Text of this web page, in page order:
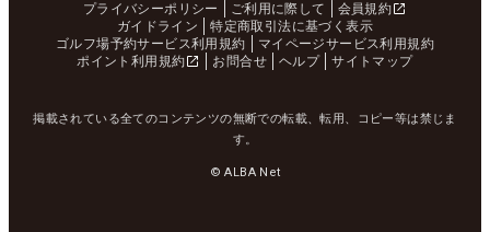
プライバシーポリシー
ご利用に際して
会員規約
ガイドライン
特定商取引法に基づく表示
ゴルフ場予約サービス利用規約
マイページサービス利用規約
ポイント利用規約
お問合せ ヘルプ サイトマップ
掲載されている全てのコンテンツの無断での転載、転用、コピー等は禁じま
す。
© ALBA Net